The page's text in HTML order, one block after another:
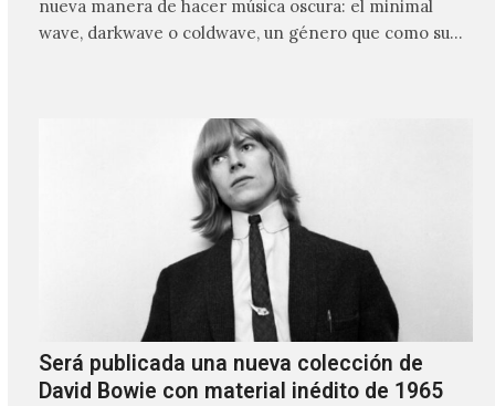
nueva manera de hacer música oscura: el minimal
wave, darkwave o coldwave, un género que como su
Será publicada una nueva colección de
David Bowie con material inédito de 1965